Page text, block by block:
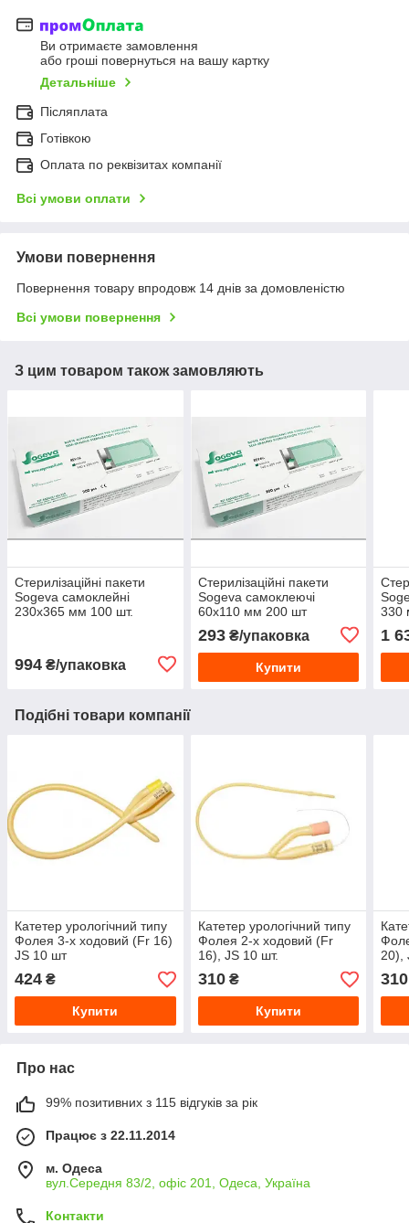
Ви отримаєте замовлення
або гроші повернуться на вашу картку
Детальніше
Післяплата
Готівкою
Оплата по реквізитах компанії
Всі умови оплати
Умови повернення
Повернення товару впродовж 14 днів за домовленістю
Всі умови повернення
З цим товаром також замовляють
Стерилізаційні пакети
Sogeva самоклейні
230х365 мм 100 шт.
994 ₴/упаковка
Стерилізаційні пакети
Sogeva самоклеючі
60х110 мм 200 шт
293₴/упаковка
Купити
330
1
Подібні товари компанії
Катетер урологічний типу
Фолея 3-х ходовий (Fr 16)
JS 10 шт
424 ₴
Купити
Катетер урологічний типу
Фолея 2-х ходовий (Fr
16), JS 10 шт.
310₴
Купити
20),
310
Про нас
99% позитивних з 115 відгуків за рік
Працює з 22.11.2014
м. Одеса
вул.Середня 83/2, офіс 201, Одеса, Україна
Контакти